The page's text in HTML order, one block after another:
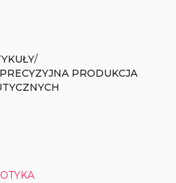
/
PRODUKCJA